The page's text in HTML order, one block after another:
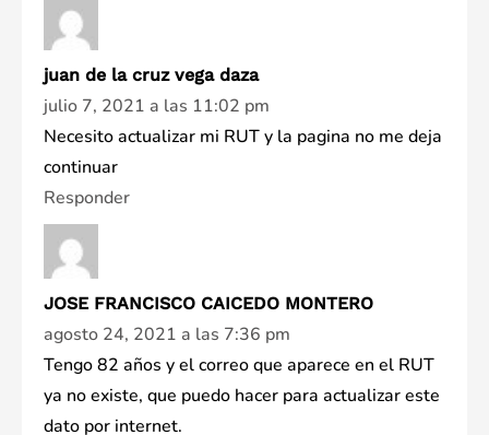
juan de la cruz vega daza
julio 7, 2021 a las 11:02 pm
Necesito actualizar mi RUT y la pagina no me deja
continuar
Responder
JOSE FRANCISCO CAICEDO MONTERO
agosto 24, 2021 a las 7:36 pm
Tengo 82 años y el correo que aparece en el RUT
ya no existe, que puedo hacer para actualizar este
dato por internet.